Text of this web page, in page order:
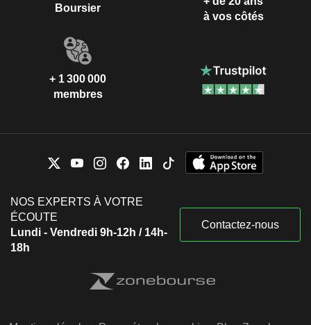
Boursier
à vos côtés
+ 1 300 000
membres
NOS EXPERTS À VOTRE
ÉCOUTE
Lundi - Vendredi 9h-12h / 14h-
18h
Contactez-nous